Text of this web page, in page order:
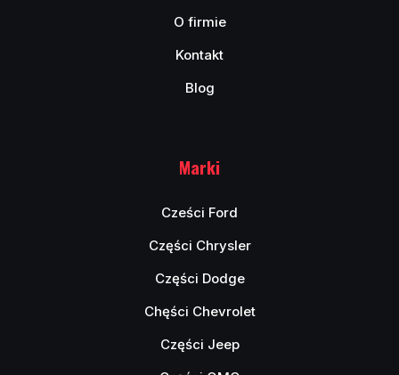
O firmie
Kontakt
Blog
Marki
Cześci Ford
Części Chrysler
Części Dodge
Chęści Chevrolet
Części Jeep